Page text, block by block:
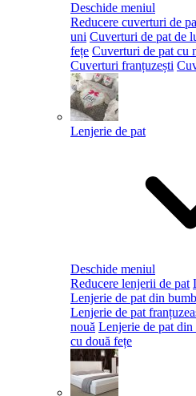
Deschide meniul
Reducere cuverturi de
uni Cuverturi de pat de
fețe Cuverturi de pat cu
Cuverturi franțuzești
Lenjerie de pat
Deschide meniul
Reducere lenjerii de pat
Lenjerie de pat din
Lenjerie de pat
nouă Lenjerie de pat din
cu două fețe